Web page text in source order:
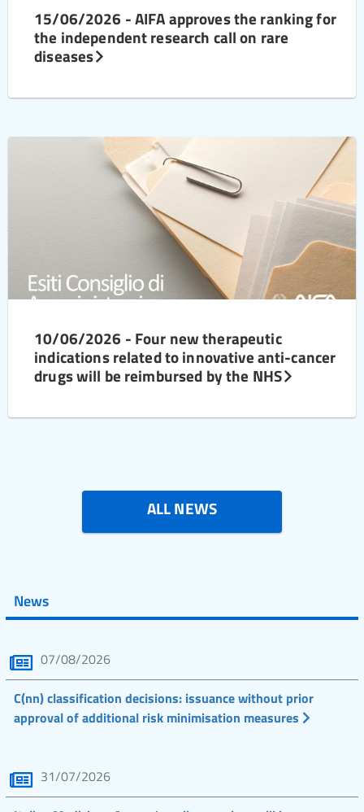
15/06/2026 - AIFA approves the ranking for
the independent research call on rare
diseases
10/06/2026 - Four new therapeutic
indications related to innovative anti-cancer
drugs will be reimbursed by the NHS
ALL NEWS
News
07/08/2026
C(nn) classification decisions: issuance without prior
approval of additional risk minimisation measures
31/07/2026